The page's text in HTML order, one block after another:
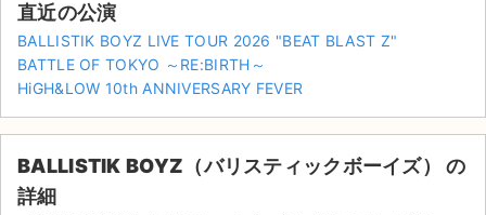
よくある質問
お知らせ
直近の公演
BALLISTIK BOYZ LIVE TOUR 2026 "BEAT BLAST Z"
BATTLE OF TOKYO ～RE:BIRTH～
HiGH&LOW 10th ANNIVERSARY FEVER
BALLISTIK BOYZ（バリスティックボーイズ） の
詳細